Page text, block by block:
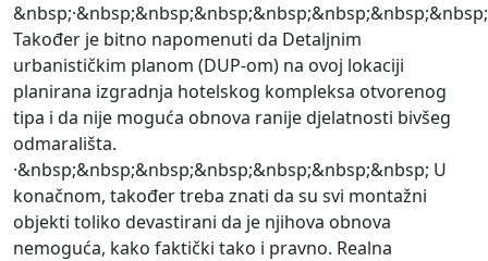
&nbsp;·&nbsp;&nbsp;&nbsp;&nbsp;&nbsp;&nbsp;&nbsp;
Također je bitno napomenuti da Detaljnim
urbanističkim planom (DUP-om) na ovoj lokaciji
planirana izgradnja hotelskog kompleksa otvorenog
tipa i da nije moguća obnova ranije djelatnosti bivšeg
odmarališta.
·&nbsp;&nbsp;&nbsp;&nbsp;&nbsp;&nbsp;&nbsp; U
konačnom, također treba znati da su svi montažni
objekti toliko devastirani da je njihova obnova
nemoguća, kako faktički tako i pravno. Realna